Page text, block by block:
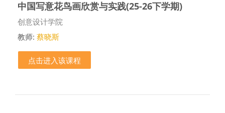
中国写意花鸟画欣赏与实践(25-26下学期)
课程类别
创意设计学院
教师: 蔡晓斯
点击进入该课程